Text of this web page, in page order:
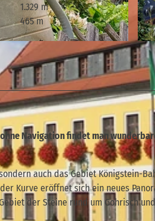
©
1.329 m
465 m
Navigation findet man
auch das Gebiet Königstein-
Kurve eröffnet sich ein neues
der Steine rund um Gohrisch